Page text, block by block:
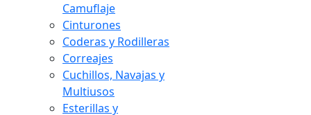
Camuflaje
Cinturones
Coderas y Rodilleras
Correajes
Cuchillos, Navajas y
Multiusos
Esterillas y